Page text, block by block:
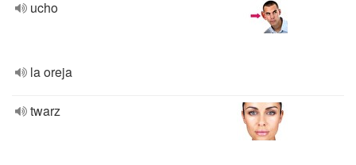
ucho
la oreja
twarz